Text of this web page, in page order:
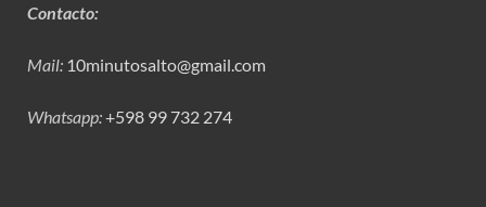
Contacto:
Mail: 10minutosalto@gmail.com
Whatsapp:+598 99 732 274